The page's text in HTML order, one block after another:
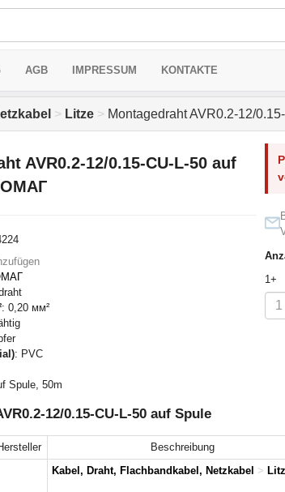
AGB IMPRESSUM KONTAKTE
> Litze > Montagedraht AVR0.2-12/
AVR0.2-12/0.15-CU-L-50 auf
: 0,20 мм²
: PVC
Spule, 50m
1+
12/0.15-CU-L-50 auf Spule
Beschreibung
Kabel, Draht, Flachbandkabel, Netzkabel >